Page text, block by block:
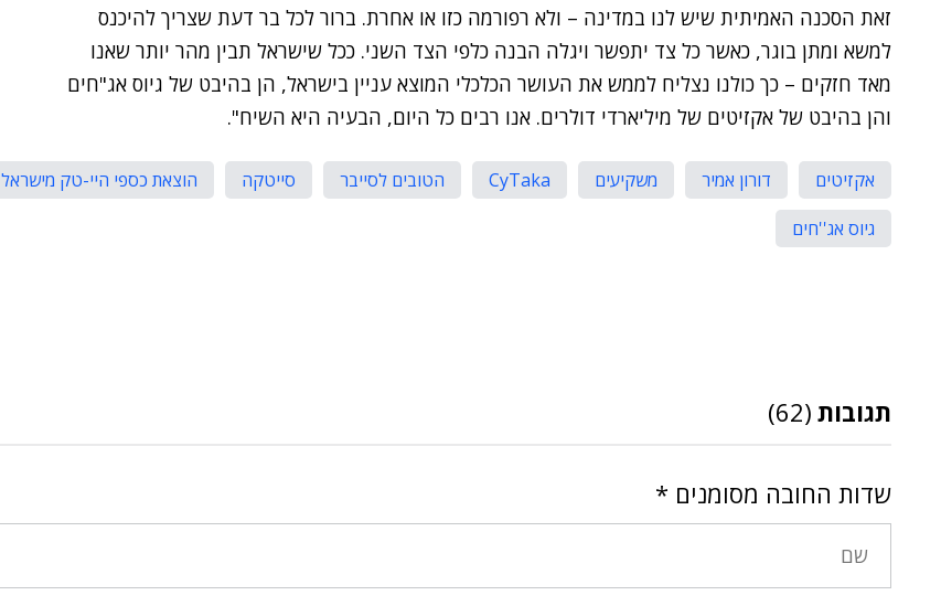
זאת הסכנה האמיתית שיש לנו במדינה – ולא רפורמה כזו או אחרת. ברור לכל בר דעת שצריך להיכנס
למשא ומתן בוגר, כאשר כל צד יתפשר ויגלה הבנה כלפי הצד השני. ככל שישראל תבין מהר יותר שאנו
מאד חזקים – כך כולנו נצליח לממש את העושר הכלכלי המוצא עניין בישראל, הן בהיבט של גיוס אג"חים
והן בהיבט של אקזיטים של מיליארדי דולרים. אנו רבים כל היום, הבעיה היא השיח".
אקזיטים דורון אמיר משקיעים CyTaka הטובים לסייבר סייטקה
הוצאת כספי היי-טק מישראל
גיוס אג''חים
תגובות (62)
שדות החובה מסומנים *